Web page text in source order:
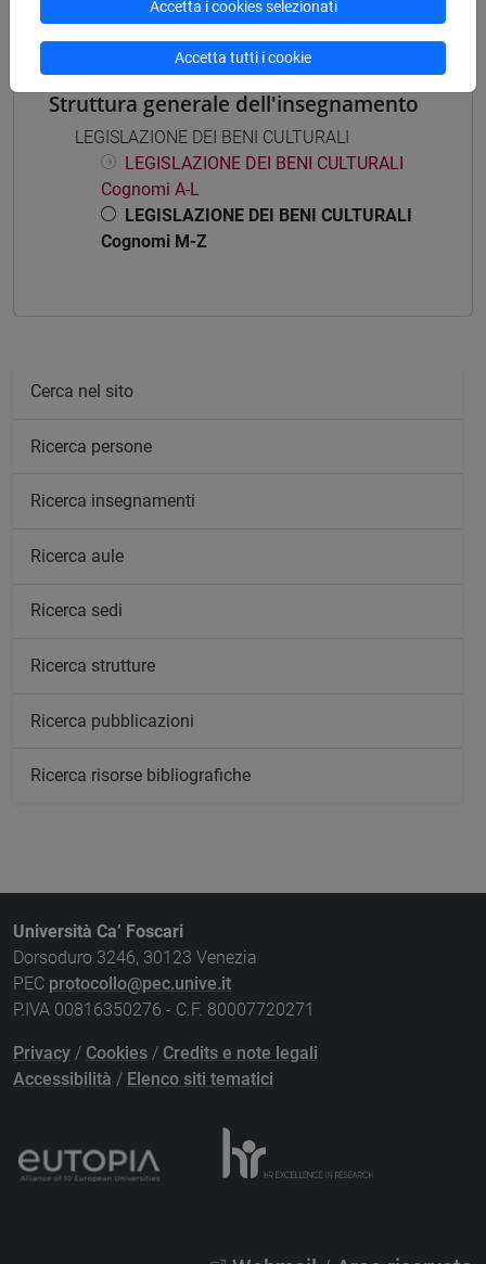
Struttura generale dell'insegnamento
LEGISLAZIONE DEI BENI CULTURALI
LEGISLAZIONE DEI BENI CULTURALI
Cognomi A-L
LEGISLAZIONE DEI BENI CULTURALI
Cognomi M-Z
Cerca nel sito
Ricerca persone
Ricerca insegnamenti
Ricerca aule
Ricerca sedi
Ricerca strutture
Ricerca pubblicazioni
Ricerca risorse bibliografiche
Università Ca’ Foscari
Dorsoduro 3246, 30123 Venezia
PEC protocollo@pec.unive.it
P.IVA 00816350276 - C.F. 80007720271
Privacy / Cookies / Credits e note legali
Accessibilità / Elenco siti tematici
Accetta i cookies selezionati
Accetta tutti i cookie